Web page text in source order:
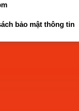
bảo mật thông tin